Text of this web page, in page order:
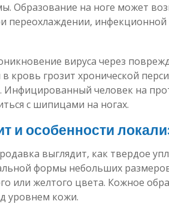
Образование на ноге может
переохлаждении, инфекционной
вируса через
кровь грозит хронической
Инфицированный человек на
с шипицами на ногах.
и особенности
выглядит, как твердое
формы небольших
или желтого цвета. Кожное
уровнем кожи.